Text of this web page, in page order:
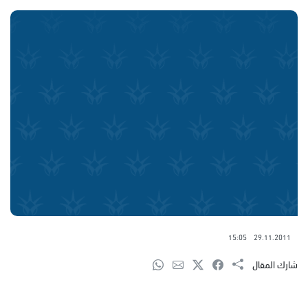
29.11.2011
15:05
شارك المقال